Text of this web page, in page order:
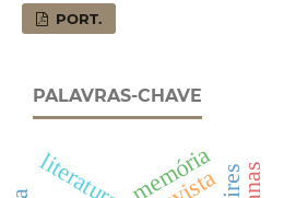
PORT.
PALAVRAS-CHAVE
literatura memória